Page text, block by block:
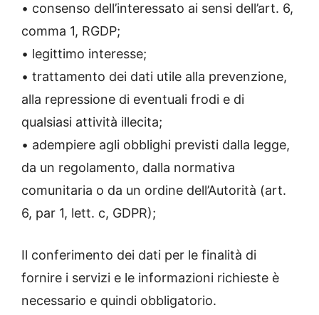
• consenso dell’interessato ai sensi dell’art. 6,
comma 1, RGDP;
• legittimo interesse;
• trattamento dei dati utile alla prevenzione,
alla repressione di eventuali frodi e di
qualsiasi attività illecita;
• adempiere agli obblighi previsti dalla legge,
da un regolamento, dalla normativa
comunitaria o da un ordine dell’Autorità (art.
6, par 1, lett. c, GDPR);
Il conferimento dei dati per le finalità di
fornire i servizi e le informazioni richieste è
necessario e quindi obbligatorio.